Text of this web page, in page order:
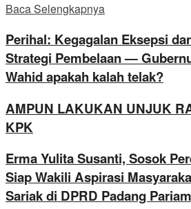
Baca Selengkapnya
Perihal: Kegagalan Eksepsi
Strategi Pembelaan —
Wahid apakah kalah telak?
AMPUN LAKUKAN UNJUK
KPK
Erma Yulita Susanti, Sosok
Siap Wakili Aspirasi
Sariak di DPRD Padang